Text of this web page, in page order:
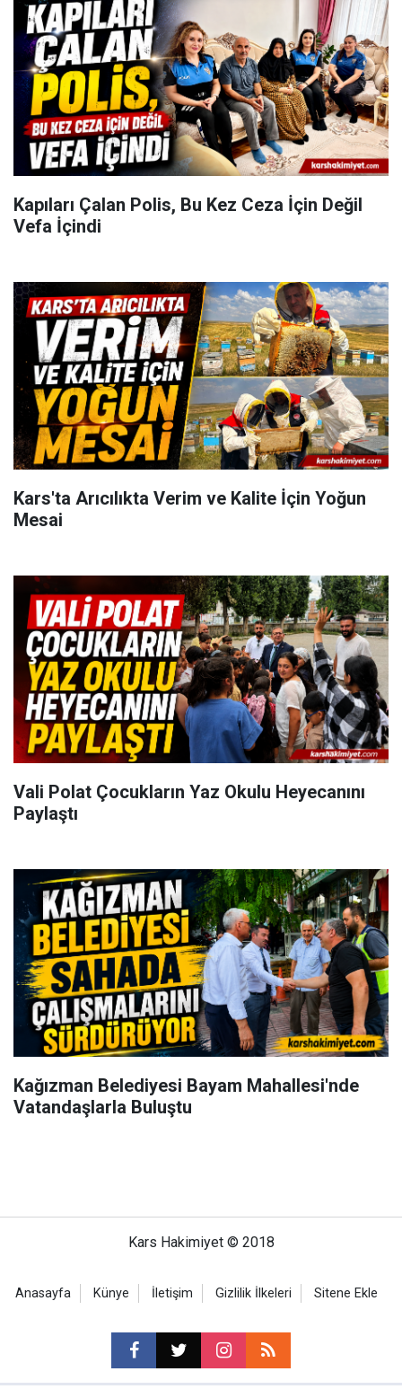
Kapıları Çalan Polis, Bu Kez Ceza İçin Değil
Vefa İçindi
Kars'ta Arıcılıkta Verim ve Kalite İçin Yoğun
Mesai
Vali Polat Çocukların Yaz Okulu Heyecanını
Paylaştı
Kağızman Belediyesi Bayam Mahallesi'nde
Vatandaşlarla Buluştu
Kars Hakimiyet © 2018
Anasayfa Künye İletişim Gizlilik İlkeleri Sitene Ekle